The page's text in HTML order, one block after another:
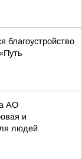
благоустройство
АО
и
людей